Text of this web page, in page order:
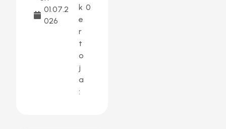
01.07.2
026
k
e
r
t
o
j
a
:
0